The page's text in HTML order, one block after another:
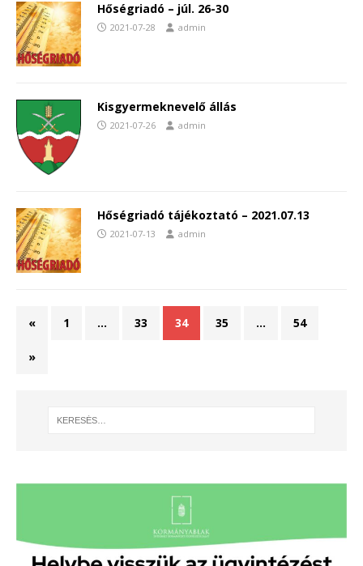
Hőségriadó – júl. 26-30
2021-07-28 admin
Kisgyermeknevelő állás
2021-07-26 admin
Hőségriadó tájékoztató – 2021.07.13
2021-07-13 admin
« 1 … 33 34 35 … 54
»